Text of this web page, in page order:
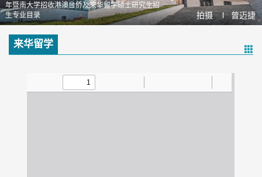
年暨南大学招收港澳台侨及来华留学硕士研究生招
生专业目录
拍摄 l 曾迈捷
来华留学